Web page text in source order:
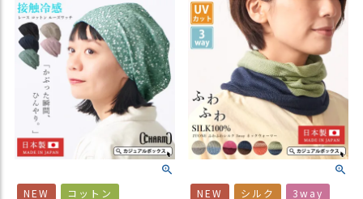
NEW コットン NEW シルク 3way